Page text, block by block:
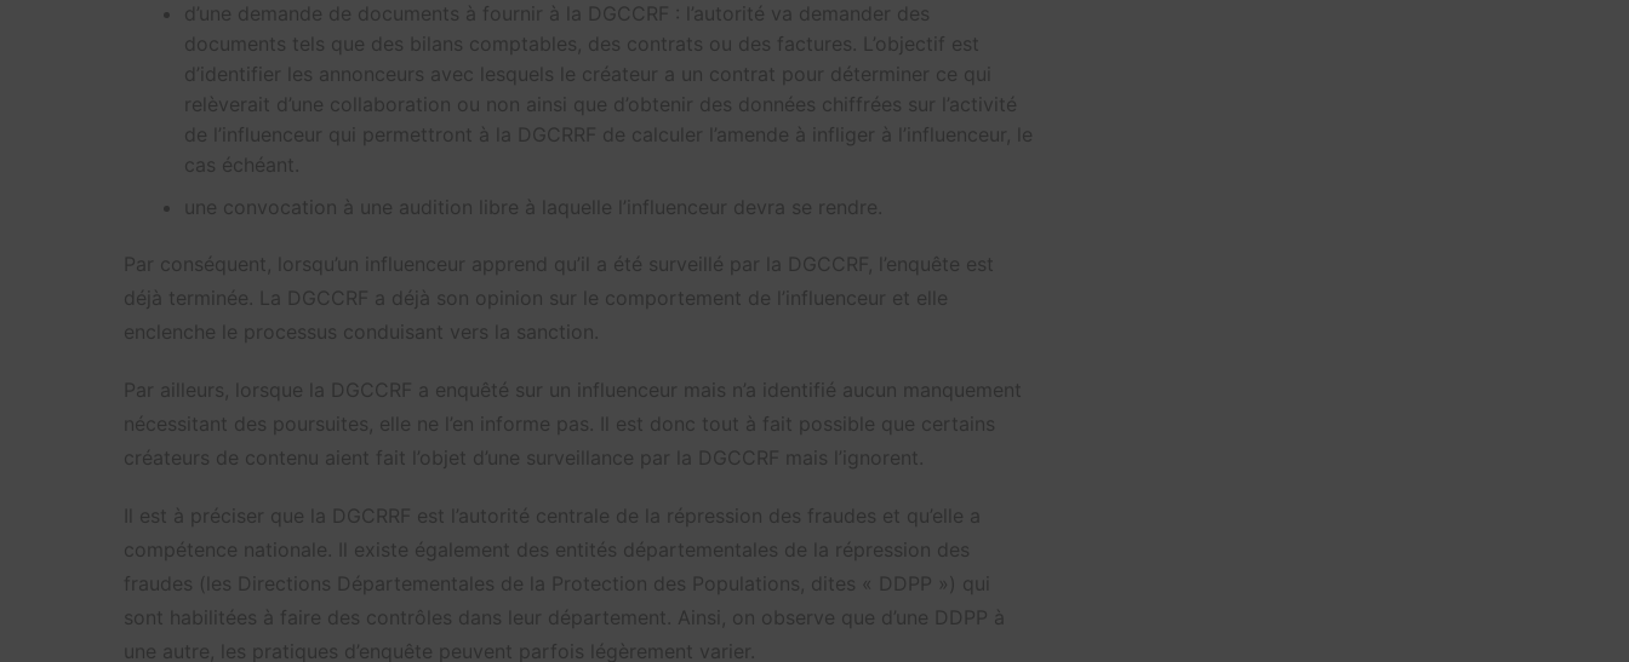
d’une demande de documents à fournir à la DGCCRF : l’autorité va demander des
documents tels que des bilans comptables, des contrats ou des factures. L’objectif est
d’identifier les annonceurs avec lesquels le créateur a un contrat pour déterminer ce qui
relèverait d’une collaboration ou non ainsi que d’obtenir des données chiffrées sur l’activité
de l’influenceur qui permettront à la DGCRRF de calculer l’amende à infliger à l’influenceur, le
cas échéant.
une convocation à une audition libre à laquelle l’influenceur devra se rendre.
Par conséquent, lorsqu’un influenceur apprend qu’il a été surveillé par la DGCCRF, l’enquête est
déjà terminée. La DGCCRF a déjà son opinion sur le comportement de l’influenceur et elle
enclenche le processus conduisant vers la sanction.
Par ailleurs, lorsque la DGCCRF a enquêté sur un influenceur mais n’a identifié aucun manquement
nécessitant des poursuites, elle ne l’en informe pas. Il est donc tout à fait possible que certains
créateurs de contenu aient fait l’objet d’une surveillance par la DGCCRF mais l’ignorent.
Il est à préciser que la DGCRRF est l’autorité centrale de la répression des fraudes et qu’elle a
compétence nationale. Il existe également des entités départementales de la répression des
fraudes (les Directions Départementales de la Protection des Populations, dites « DDPP ») qui
sont habilitées à faire des contrôles dans leur département. Ainsi, on observe que d’une DDPP à
une autre, les pratiques d’enquête peuvent parfois légèrement varier.